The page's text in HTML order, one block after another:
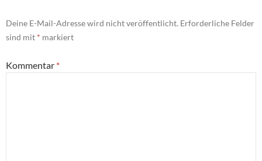
Deine E-Mail-Adresse wird nicht veröffentlicht. Erforderliche Felder
sind mit * markiert
Kommentar *